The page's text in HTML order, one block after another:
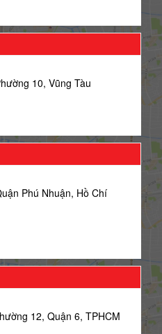
10, Vũng Tàu
Phú Nhuận, Hồ Chí
12, Quận 6, TPHCM